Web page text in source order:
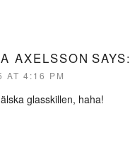
AXELSSON SAYS:
AT 4:16 PM
glasskillen, haha!